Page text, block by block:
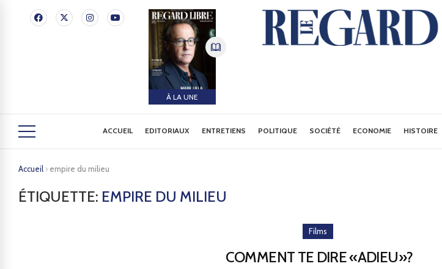
À LA UNE
ACCUEIL EDITORIAUX ENTRETIENS POLITIQUE SOCIÉTÉ ECONOMIE HISTOIRE
Accueil › empire du milieu
ÉTIQUETTE: EMPIRE DU MILIEU
Films
COMMENT TE DIRE «ADIEU»?